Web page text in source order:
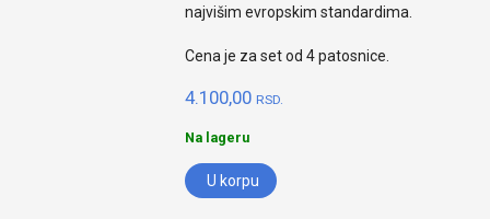
najvišim evropskim standardima.
Cena je za set od 4 patosnice.
4.100,00 RSD.
Na lageru
U korpu